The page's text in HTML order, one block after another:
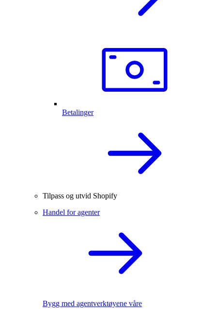
Betalinger
Tilpass og utvid Shopify
Handel for agenter
Bygg med agentverktøyene våre